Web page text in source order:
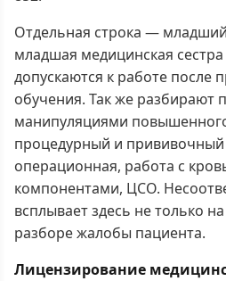
Отдельная строка —
младшая медицинская
допускаются к работе после
обучения. Так же разбирают
манипуляциями
процедурный и прививочный
операционная, работа с
компонентами, ЦСО.
всплывает здесь не только
разборе жалобы пациента.
Лицензирование